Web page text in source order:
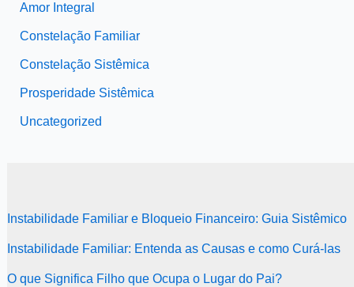
Amor Integral
Constelação Familiar
Constelação Sistêmica
Prosperidade Sistêmica
Uncategorized
Instabilidade Familiar e Bloqueio Financeiro: Guia Sistêmico
Instabilidade Familiar: Entenda as Causas e como Curá-las
O que Significa Filho que Ocupa o Lugar do Pai?